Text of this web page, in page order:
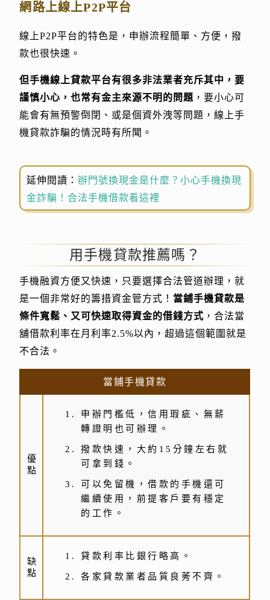
網路上線上P2P平台
線上P2P平台的特色是，申辦流程簡單、方便，撥
款也很快速。
但手機線上貸款平台有很多非法業者充斥其中，要
謹慎小心，也常有金主來源不明的問題 ，要小心可
能會有無預警倒閉、或是個資外洩等問題，線上手
機貸款詐騙的情況時有所聞。
延伸閱讀：辦門號換現金是什麼？小心手機換現
金詐騙！合法手機借款看這裡
用手機貸款推薦嗎？
手機融資方便又快速，只要選擇合法管道辦理，就
是一個非常好的籌措資金管方式！ 當鋪手機貸款是
條件寬鬆、又可快速取得資金的借錢方式 ，合法當
舖借款利率在月利率2.5%以內，超過這個範圍就是
不合法。
當鋪手機貸款
優
點
申辦門檻低，信用瑕疵、無薪
轉證明也可辦理。
撥款快速，大約15分鐘左右就
可拿到錢。
可以免留機，借款的手機還可
繼續使用，前提客戶要有穩定
的工作。
缺
點
貸款利率比銀行略高。
各家貸款業者品質良莠不齊。